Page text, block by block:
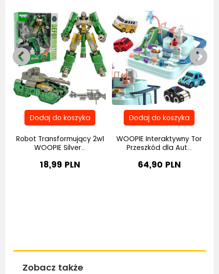
Robot Transformujący 2w1
WOOPIE Silver...
18,99 PLN
WOOPIE Interaktywny Tor
Przeszkód dla Aut...
64,90 PLN
Zobacz także